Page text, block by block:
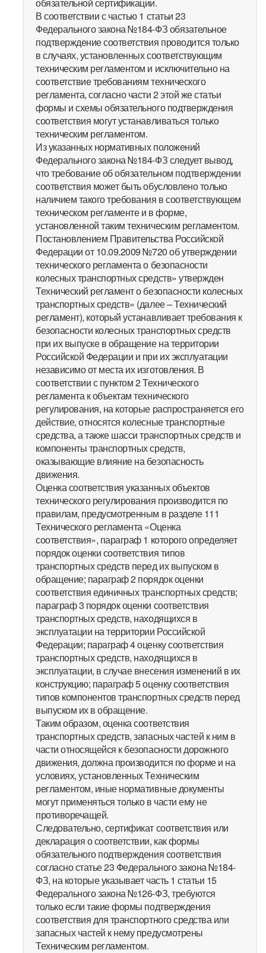
В соответствии с частью 1 статьи 23
Федерального закона №184-ФЗ обязательное
подтверждение соответствия проводится только
в случаях, установленных соответствующим
техническим регламентом и исключительно на
соответствие требованиям технического
регламента, согласно части 2 этой же статьи
формы и схемы обязательного подтверждения
соответствия могут устанавливаться только
техническим регламентом.
Из указанных нормативных положений
Федерального закона №184-ФЗ следует вывод,
что требование об обязательном подтверждении
соответствия может быть обусловлено только
наличием такого требования в соответствующем
техническом регламенте и в форме,
установленной таким техническим регламентом.
Постановлением Правительства Российской
Федерации от 10.09.2009 №720 об утверждении
технического регламента о безопасности
колесных транспортных средств» утвержден
Технический регламент о безопасности колесных
транспортных средств» (далее – Технический
регламент), который устанавливает требования к
безопасности колесных транспортных средств
при их выпуске в обращение на территории
Российской Федерации и при их эксплуатации
независимо от места их изготовления. В
соответствии с пунктом 2 Технического
регламента к объектам технического
регулирования, на которые распространяется его
действие, относятся колесные транспортные
средства, а также шасси транспортных средств и
компоненты транспортных средств,
оказывающие влияние на безопасность
движения.
Оценка соответствия указанных объектов
технического регулирования производится по
правилам, предусмотренным в разделе 111
Технического регламента «Оценка
соответствия», параграф 1 которого определяет
порядок оценки соответствия типов
транспортных средств перед их выпуском в
обращение; параграф 2 порядок оценки
соответствия единичных транспортных средств;
параграф 3 порядок оценки соответствия
транспортных средств, находящихся в
эксплуатации на территории Российской
Федерации; параграф 4 оценку соответствия
транспортных средств, находящихся в
эксплуатации, в случае внесения изменений в их
конструкцию; параграф 5 оценку соответствия
типов компонентов транспортных средств перед
выпуском их в обращение.
Таким образом, оценка соответствия
транспортных средств, запасных частей к ним в
части относящейся к безопасности дорожного
движения, должна производится по форме и на
условиях, установленных Техническим
регламентом, иные нормативные документы
могут применяться только в части ему не
противоречащей.
Следовательно, сертификат соответствия или
декларация о соответствии, как формы
обязательного подтверждения соответствия
согласно статье 23 Федерального закона №184-
ФЗ, на которые указывает часть 1 статьи 15
Федерального закона №126-ФЗ, требуются
только если такие формы подтверждения
соответствия для транспортного средства или
запасных частей к нему предусмотрены
Техническим регламентом.